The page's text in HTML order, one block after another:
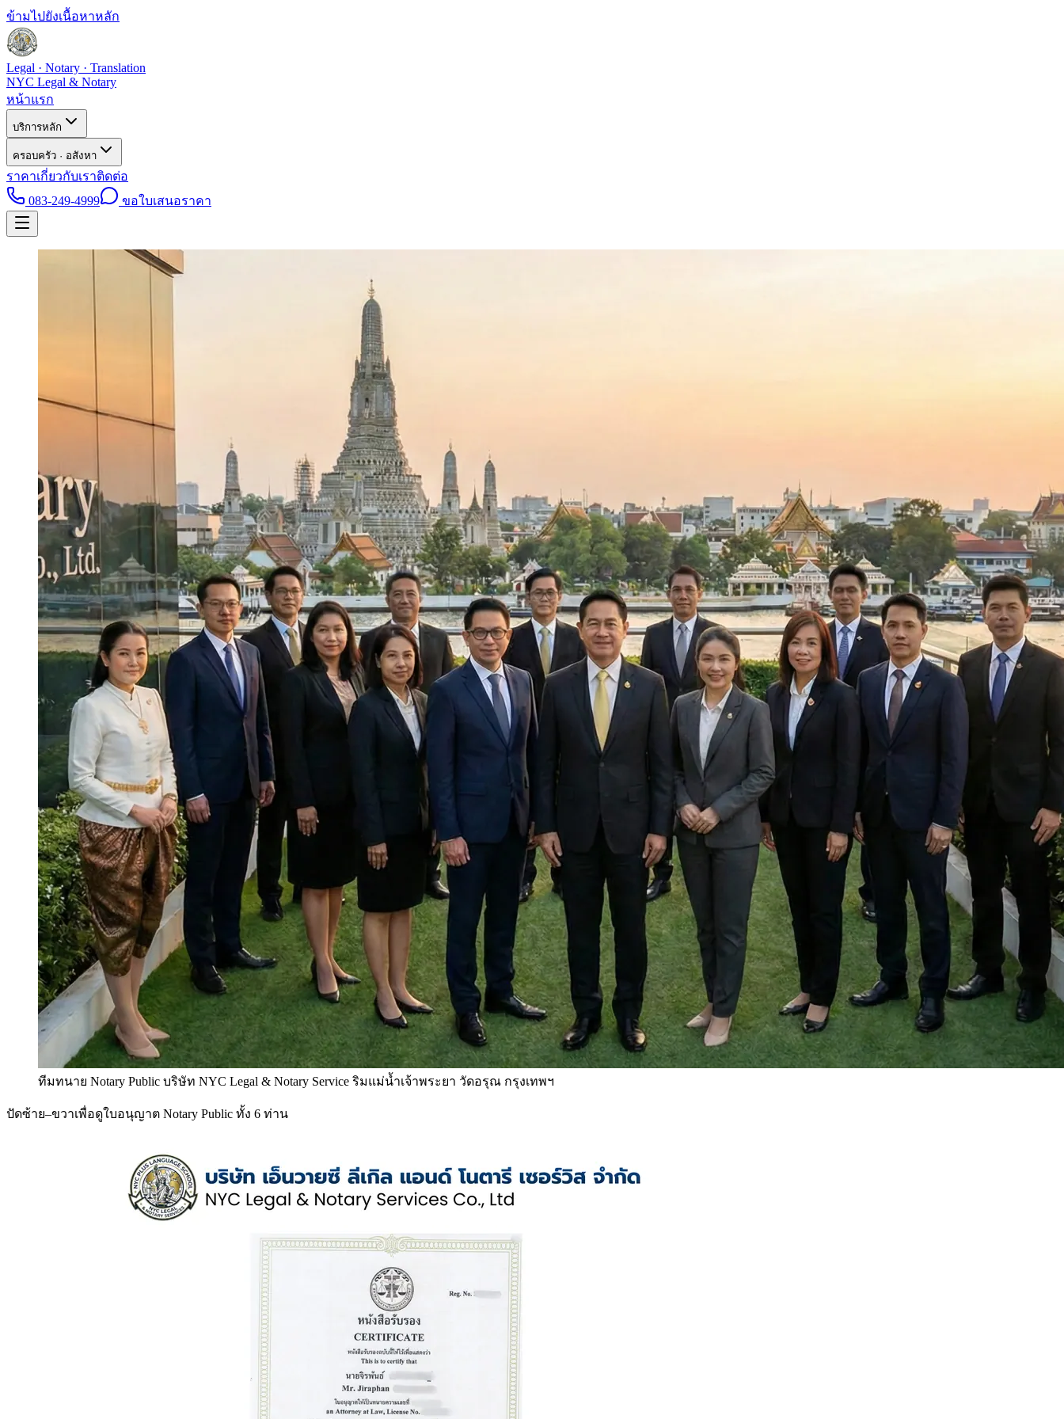
ข้ามไปยังเนื้อหาหลัก
Legal · Notary · Translation
NYC Legal & Notary
หน้าแรก
บริการหลัก
ครอบครัว · อสังหา
ราคาเกี่ยวกับเราติดต่อ
083-249-4999
ขอใบเสนอราคา
ทีมทนาย Notary Public บริษัท NYC Legal & Notary Service ริมแม่น้ำเจ้าพระยา วัดอรุณ กรุงเทพฯ
ปัดซ้าย–ขวาเพื่อดูใบอนุญาต Notary Public ทั้ง 6 ท่าน